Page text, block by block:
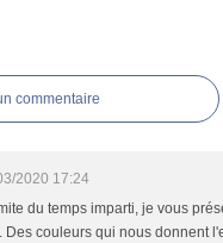
commentaire
2020 17:24
du temps imparti, je vous
Des couleurs qui nous donnent